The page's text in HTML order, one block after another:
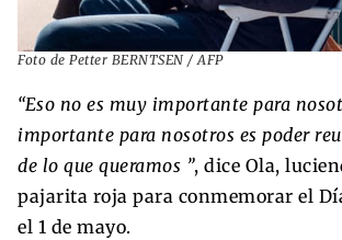
Foto de Petter BERNTSEN / AFP
“Eso no es muy importante para
importante para nosotros es poder
de lo que queramos ”, dice Ola,
pajarita roja para conmemorar el
el 1 de mayo.